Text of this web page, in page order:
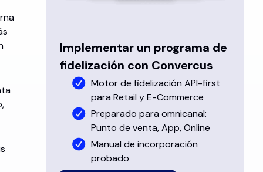
Implementar un programa de
fidelización con Convercus
Motor de fidelización API-first
para Retail y E-Commerce
Preparado para omnicanal:
Punto de venta, App, Online
Manual de incorporación
probado